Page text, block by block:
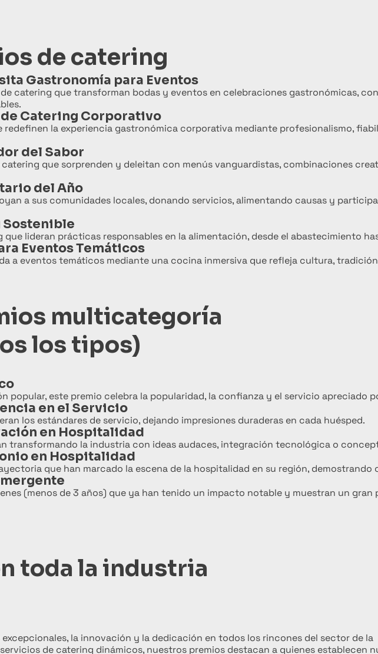
de catering
Gastronomía para Eventos
catering que transforman bodas y eventos en celebraciones gastronómicas,
Catering Corporativo
redefinen la experiencia gastronómica corporativa mediante profesionalismo,
del Sabor
catering que sorprenden y deleitan con menús vanguardistas, combinaciones
del Año
a sus comunidades locales, donando servicios, alimentando causas y
Sostenible
que lideran prácticas responsables en la alimentación, desde el abastecimiento
Eventos Temáticos
a eventos temáticos mediante una cocina inmersiva que refleja cultura,
multicategoría
los tipos)
popular, este premio celebra la popularidad, la confianza y el servicio apreciado
en el Servicio
los estándares de servicio, dejando impresiones duraderas en cada huésped.
en Hospitalidad
transformando la industria con ideas audaces, integración tecnológica o
en Hospitalidad
que han marcado la escena de la hospitalidad en su región, demostrando
(menos de 3 años) que ya han tenido un impacto notable y muestran un gran
toda la industria
la innovación y la dedicación en todos los rincones del sector de la
de catering dinámicos, nuestros premios destacan a quienes establecen